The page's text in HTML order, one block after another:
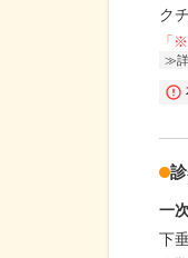
ク
「
一
下